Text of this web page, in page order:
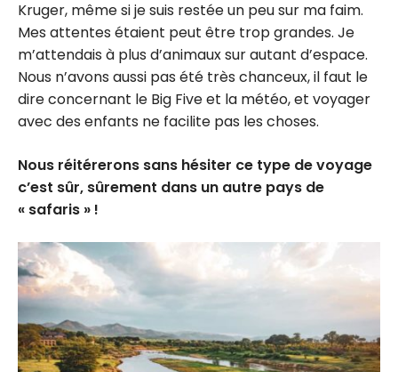
Kruger, même si je suis restée un peu sur ma faim.
Mes attentes étaient peut être trop grandes. Je
m’attendais à plus d’animaux sur autant d’espace.
Nous n’avons aussi pas été très chanceux, il faut le
dire concernant le Big Five et la météo, et voyager
avec des enfants ne facilite pas les choses.
Nous réitérerons sans hésiter ce type de voyage
c’est sûr, sûrement dans un autre pays de
« safaris » !